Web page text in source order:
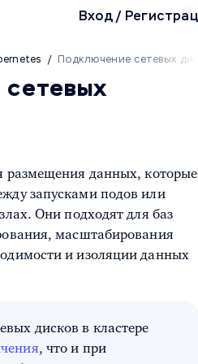
Вход/
/ Подключение сетевых
размещения данных, которые
запусками подов или
Они подходят для баз
масштабирования
и изоляции данных
дисков в кластере
, что и при